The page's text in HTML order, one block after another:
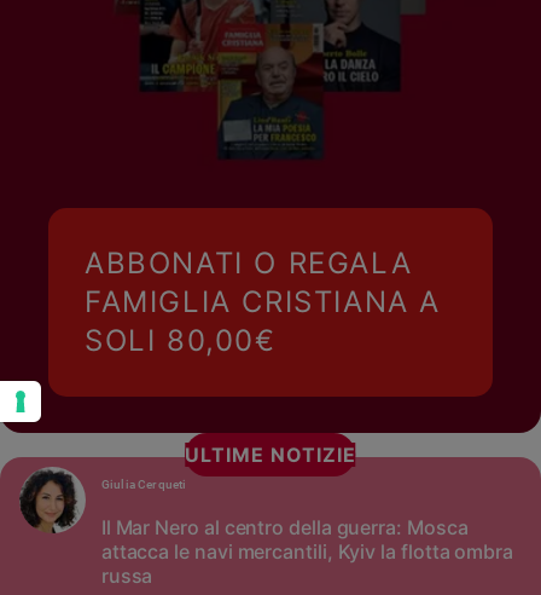
ABBONATI O REGALA
FAMIGLIA CRISTIANA A
SOLI 80,00€
ULTIME NOTIZIE
Il Mar Nero al centro della guerra: Mosca
attacca le navi mercantili, Kyiv la flotta ombra
russa
Giulia Cerqueti